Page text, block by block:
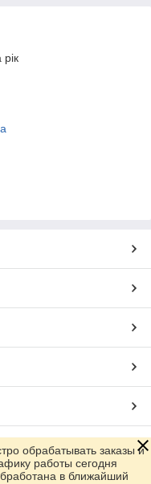
обрабатывать заказы и
работы сегодня
в ближайший